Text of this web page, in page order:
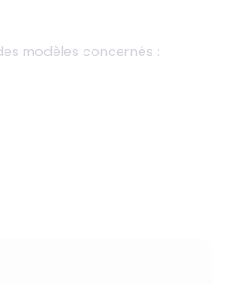
modèles concernés :